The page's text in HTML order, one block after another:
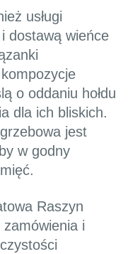
usługi
dostawą wieńce
o oddaniu hołdu
dla ich bliskich.
jest
w godny
Raszyn
i